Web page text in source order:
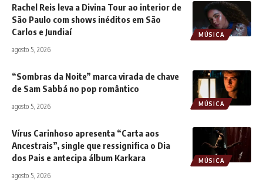
MÚSICA
Rachel Reis leva a Divina Tour ao interior de
São Paulo com shows inéditos em São
Carlos e Jundiaí
agosto 5, 2026
MÚSICA
“Sombras da Noite” marca virada de chave
de Sam Sabbá no pop romântico
agosto 5, 2026
MÚSICA
Vírus Carinhoso apresenta “Carta aos
Ancestrais”, single que ressignifica o Dia
dos Pais e antecipa álbum Karkara
agosto 5, 2026